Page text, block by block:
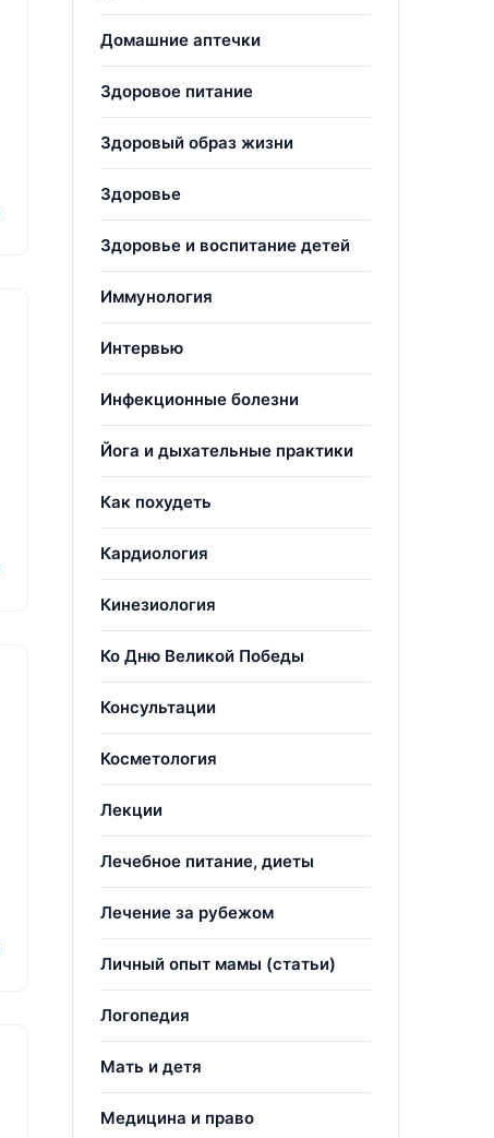
Домашние аптечки
Здоровое питание
Здоровый образ жизни
Здоровье
Здоровье и воспитание детей
Иммунология
Интервью
Инфекционные болезни
Йога и дыхательные практики
Как похудеть
Кардиология
Кинезиология
Ко Дню Великой Победы
Консультации
Косметология
Лекции
Лечебное питание, диеты
Лечение за рубежом
Личный опыт мамы (статьи)
Логопедия
Мать и детя
Медицина и право